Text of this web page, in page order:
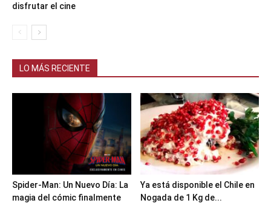
disfrutar el cine
LO MÁS RECIENTE
Spider-Man: Un Nuevo Día: La
magia del cómic finalmente
Ya está disponible el Chile en
Nogada de 1 Kg de...